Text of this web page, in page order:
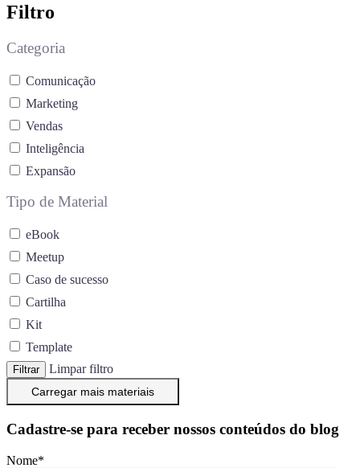
Filtro
Categoria
Comunicação
Marketing
Vendas
Inteligência
Expansão
Tipo de Material
eBook
Meetup
Caso de sucesso
Cartilha
Kit
Template
Filtrar Limpar filtro
Carregar mais materiais
Cadastre-se para receber nossos conteúdos do blog
Nome*